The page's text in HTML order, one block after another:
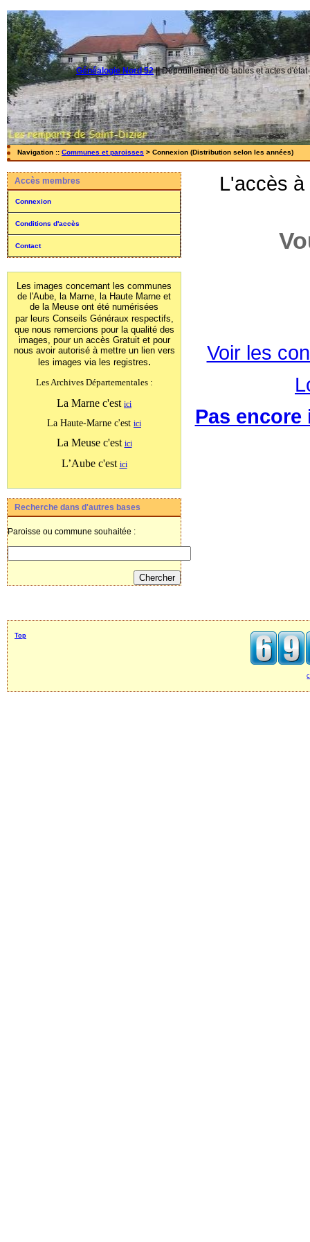
Généalogie Nord 52||Dépouillement de tables et actes
Navigation :: Communes et paroisses > Connexion (Distribution selon les années)
Accès membres
Connexion
Conditions d'accès
Contact
Les images concernant les communes
de l'Aube, la Marne, la Haute Marne et
de la Meuse ont été numérisées
par leurs Conseils Généraux respectifs,
que nous remercions pour la qualité des
images, pour un accès Gratuit et pour
nous avoir autorisé à mettre un lien vers
les images via les registres.
Les Archives Départementales :
La Marne c'est ici
La Haute-Marne c'est ici
La Meuse c'est ici
L’Aube c'est ici
Recherche dans d'autres bases
Paroisse ou commune souhaitée :
L'accès
Voir les
Pas
Top